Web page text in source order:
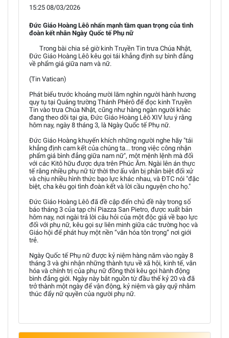
15:25 08/03/2026
Đức Giáo Hoàng Lêô nhấn mạnh tầm quan trọng của tình
đoàn kết nhân Ngày Quốc tế Phụ nữ
Trong bài chia sẻ giờ kinh Truyền Tin trưa Chúa Nhật,
Đức Giáo Hoàng Lêô kêu gọi tái khẳng định sự bình đẳng
về phẩm giá giữa nam và nữ.
(Tin Vatican)
Phát biểu trước khoảng mười lăm nghìn người hành hương
quy tụ tại Quảng trường Thánh Phêrô để đọc kinh Truyền
Tin vào trưa Chúa Nhật, cũng như hàng ngàn người khác
đang theo dõi tại gia, Đức Giáo Hoàng Lêô XIV lưu ý rằng
hôm nay, ngày 8 tháng 3, là Ngày Quốc tế Phụ nữ.
Đức Giáo Hoàng khuyến khích những người nghe hãy "tái
khẳng định cam kết của chúng ta... trong việc công nhận
phẩm giá bình đẳng giữa nam nữ", một mệnh lệnh mà đối
với các Kitô hữu được dựa trên Phúc Âm. Ngài lên án thực
tế rằng nhiều phụ nữ từ thời thơ ấu vẫn bị phân biệt đối xử
và chịu nhiều hình thức bạo lực khác nhau, và ĐTC nói "đặc
biệt, cha kêu gọi tình đoàn kết và lời cầu nguyện cho họ."
Đức Giáo Hoàng Lêô đã đề cập đến chủ đề này trong số
báo tháng 3 của tạp chí Piazza San Pietro, được xuất bản
hôm nay, nơi ngài trả lời câu hỏi của một độc giả về bạo lực
đối với phụ nữ, kêu gọi sự liên minh giữa các trường học và
Giáo hội để phát huy một nền “văn hóa tôn trọng” nơi giới
trẻ.
Ngày Quốc tế Phụ nữ được kỷ niệm hàng năm vào ngày 8
tháng 3 và ghi nhận những thành tựu về xã hội, kinh tế, văn
hóa và chính trị của phụ nữ đồng thời kêu gọi hành động
bình đẳng giới. Ngày này bắt nguồn từ đầu thế kỷ 20 và đã
trở thành một ngày để vận động, kỷ niệm và gây quỹ nhằm
thúc đẩy nữ quyền của người phụ nữ.